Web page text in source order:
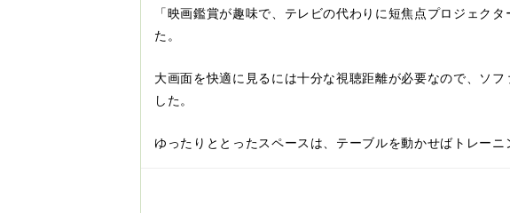
「映画鑑賞が趣味で、テレビの代わりに短焦点プロジェク
た。
大画面を快適に見るには十分な視聴距離が必要なので、ソ
した。
ゆったりととったスペースは、テーブルを動かせばトレーニ